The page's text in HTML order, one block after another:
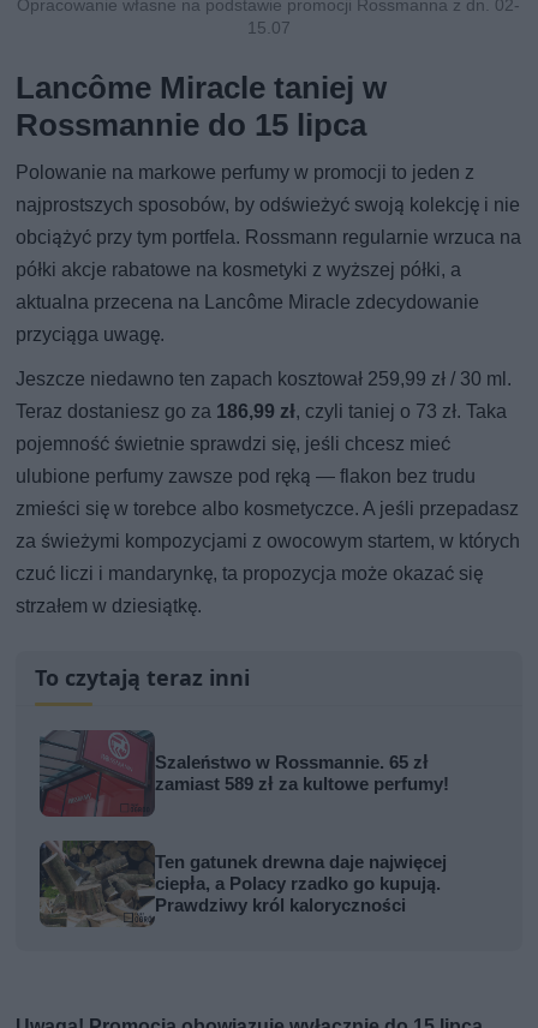
Opracowanie własne na podstawie promocji Rossmanna z dn. 02-
15.07
Lancôme Miracle taniej w
Rossmannie do 15 lipca
Polowanie na markowe perfumy w promocji to jeden z
najprostszych sposobów, by odświeżyć swoją kolekcję i nie
obciążyć przy tym portfela. Rossmann regularnie wrzuca na
półki akcje rabatowe na kosmetyki z wyższej półki, a
aktualna przecena na Lancôme Miracle zdecydowanie
przyciąga uwagę.
Jeszcze niedawno ten zapach kosztował 259,99 zł / 30 ml.
Teraz dostaniesz go za 186,99 zł, czyli taniej o 73 zł. Taka
pojemność świetnie sprawdzi się, jeśli chcesz mieć
ulubione perfumy zawsze pod ręką — flakon bez trudu
zmieści się w torebce albo kosmetyczce. A jeśli przepadasz
za świeżymi kompozycjami z owocowym startem, w których
czuć liczi i mandarynkę, ta propozycja może okazać się
strzałem w dziesiątkę.
To czytają teraz inni
Szaleństwo w Rossmannie. 65 zł
zamiast 589 zł za kultowe perfumy!
Ten gatunek drewna daje najwięcej
ciepła, a Polacy rzadko go kupują.
Prawdziwy król kaloryczności